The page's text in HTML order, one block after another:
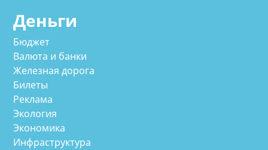
Деньги
Бюджет
Валюта и банки
Железная дорога
Билеты
Реклама
Экология
Экономика
Инфраструктура